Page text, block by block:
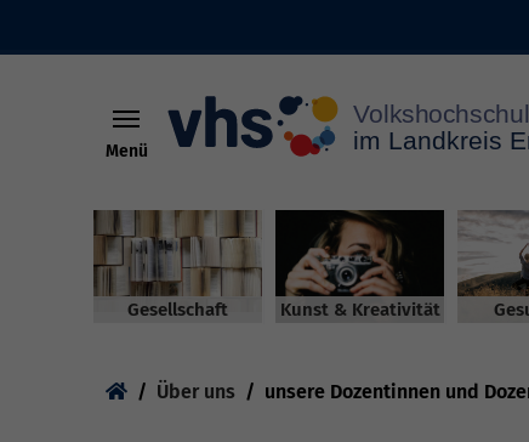
Menü
Gesellschaft Kunst & Kreativität
You are here:
Über uns unsere Dozentinnen und